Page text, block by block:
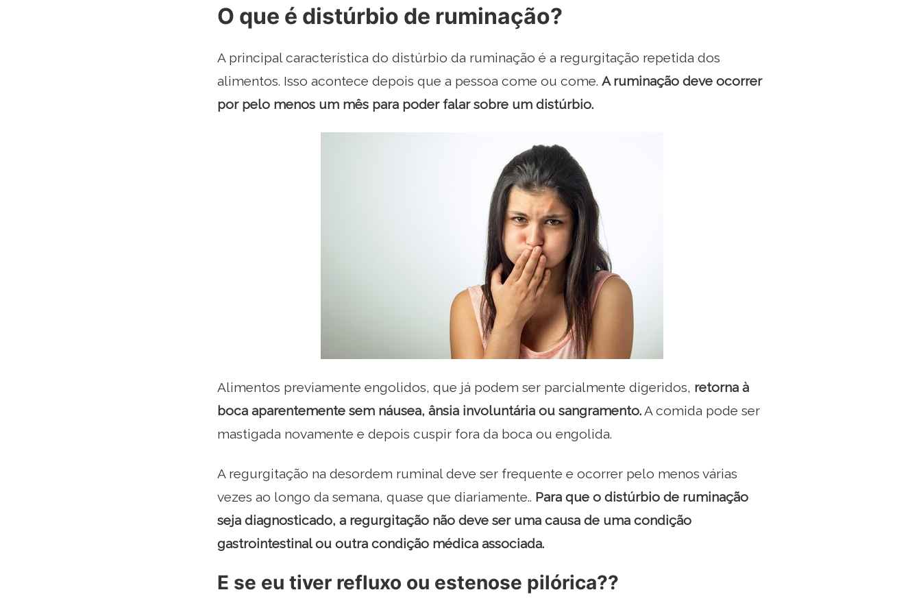
O que é distúrbio de ruminação?
A principal característica do distúrbio da ruminação é a regurgitação repetida dos
alimentos. Isso acontece depois que a pessoa come ou come. A ruminação deve ocorrer
por pelo menos um mês para poder falar sobre um distúrbio.
Alimentos previamente engolidos, que já podem ser parcialmente digeridos, retorna à
boca aparentemente sem náusea, ânsia involuntária ou sangramento.A comida pode ser
mastigada novamente e depois cuspir fora da boca ou engolida.
A regurgitação na desordem ruminal deve ser frequente e ocorrer pelo menos várias
vezes ao longo da semana, quase que diariamente.. Para que o distúrbio de ruminação
seja diagnosticado, a regurgitação não deve ser uma causa de uma condição
gastrointestinal ou outra condição médica associada.
E se eu tiver refluxo ou estenose pilórica??